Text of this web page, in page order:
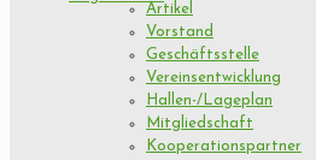
Artikel
Vorstand
Geschäftsstelle
Vereinsentwicklung
Hallen-/Lageplan
Mitgliedschaft
Kooperationspartner